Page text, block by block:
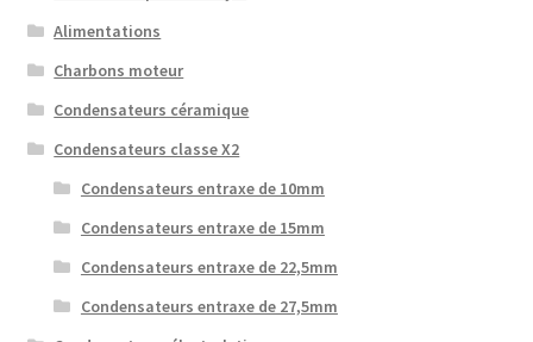
Alimentations
Charbons moteur
Condensateurs céramique
Condensateurs classe X2
Condensateurs entraxe de 10mm
Condensateurs entraxe de 15mm
Condensateurs entraxe de 22,5mm
Condensateurs entraxe de 27,5mm